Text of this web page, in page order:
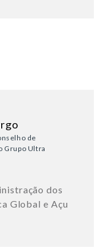
de
Grupo Ultra
dos
Global e Açu